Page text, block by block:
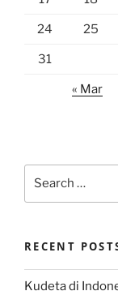
24 25
31
« Mar
RECENT
Kudeta di